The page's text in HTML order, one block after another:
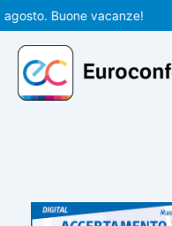
Vai
al
contenuto
Buone vacanze!